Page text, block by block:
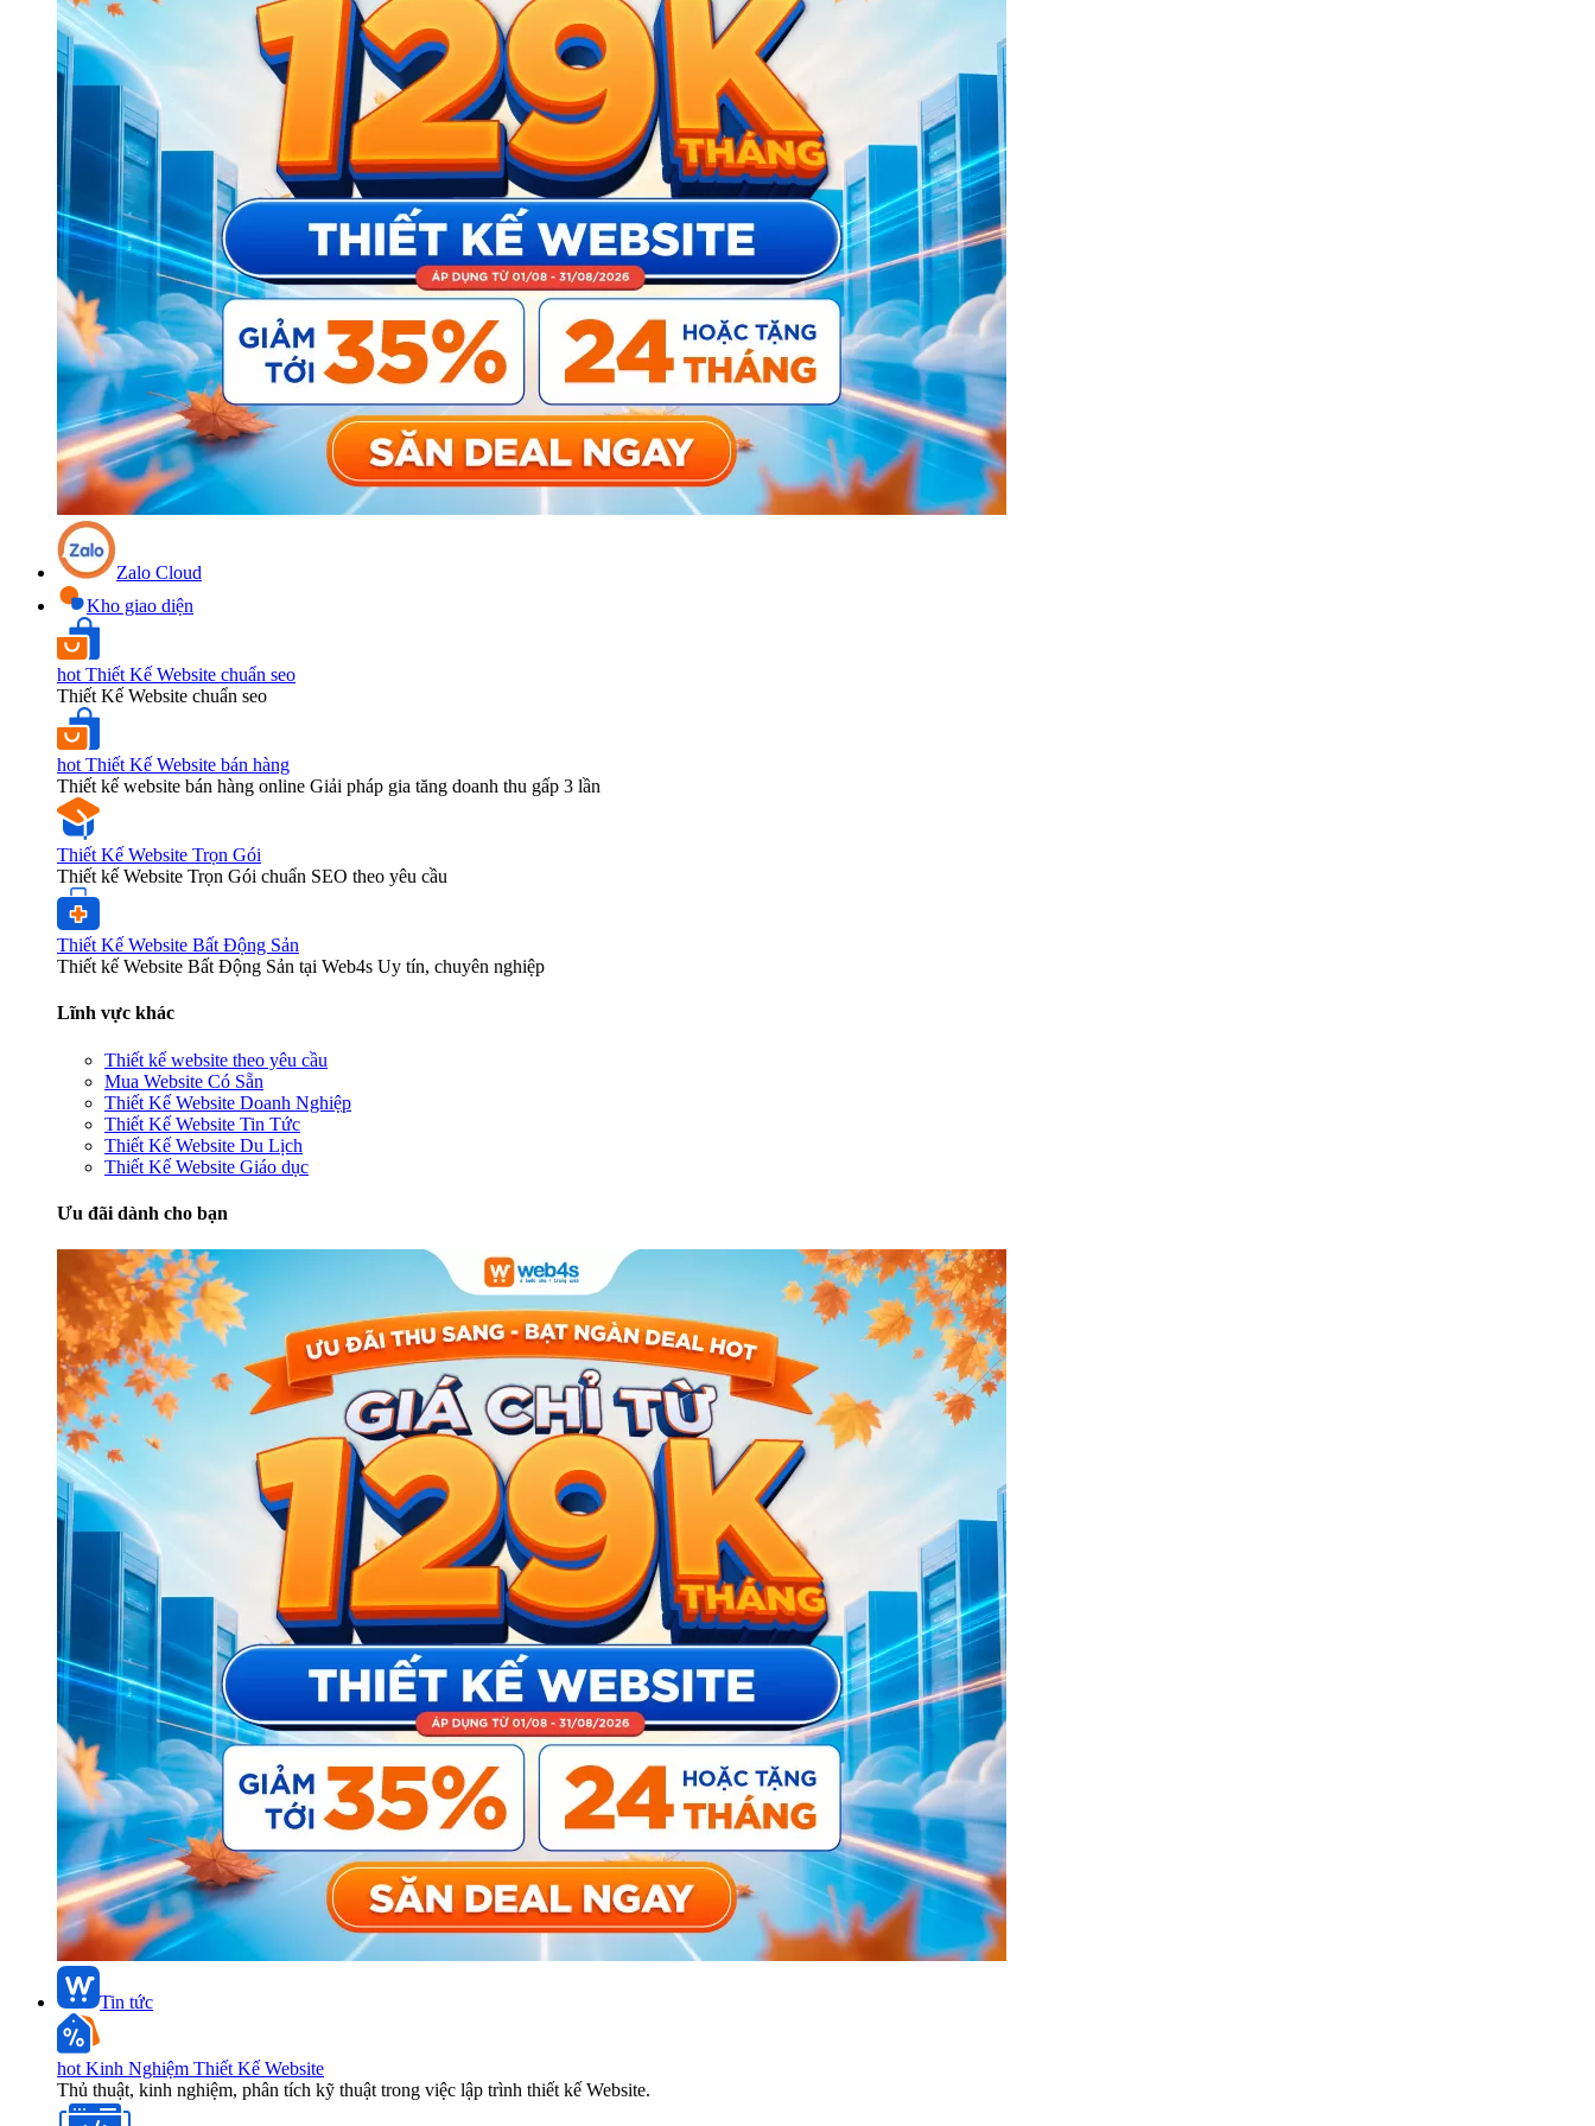
Zalo Cloud
Kho giao diện
hot Thiết Kế Website chuẩn seo
Thiết Kế Website chuẩn seo
hot Thiết Kế Website bán hàng
Thiết kế website bán hàng online Giải pháp gia tăng doanh thu gấp 3 lần
Thiết Kế Website Trọn Gói
Thiết kế Website Trọn Gói chuẩn SEO theo yêu cầu
Thiết Kế Website Bất Động Sản
Thiết kế Website Bất Động Sản tại Web4s Uy tín, chuyên nghiệp
Lĩnh vực khác
Thiết kế website theo yêu cầu
Mua Website Có Sẵn
Thiết Kế Website Doanh Nghiệp
Thiết Kế Website Tin Tức
Thiết Kế Website Du Lịch
Thiết Kế Website Giáo dục
Ưu đãi dành cho bạn
Tin tức
hot Kinh Nghiệm Thiết Kế Website
Thủ thuật, kinh nghiệm, phân tích kỹ thuật trong việc lập trình thiết kế Website.